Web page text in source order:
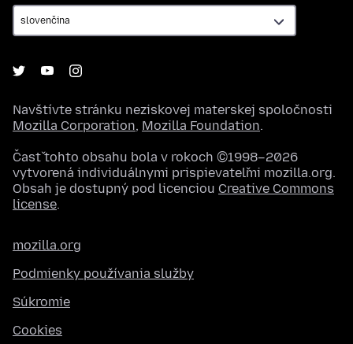
Navštívte stránku neziskovej materskej spoločnosti
Mozilla Corporation, Mozilla Foundation.
Časť tohto obsahu bola v rokoch ©1998–2026
vytvorená individuálnymi prispievateľmi mozilla.org.
Obsah je dostupný pod licenciou Creative Commons
license.
mozilla.org
Podmienky používania služby
Súkromie
Cookies